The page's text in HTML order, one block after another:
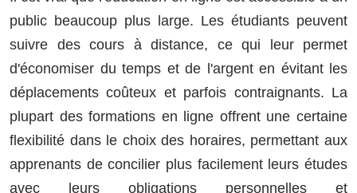
public beaucoup plus large. Les étudiants peuvent
suivre des cours à distance, ce qui leur permet
d'économiser du temps et de l'argent en évitant les
déplacements coûteux et parfois contraignants. La
plupart des formations en ligne offrent une certaine
flexibilité dans le choix des horaires, permettant aux
apprenants de concilier plus facilement leurs études
avec leurs obligations personnelles et